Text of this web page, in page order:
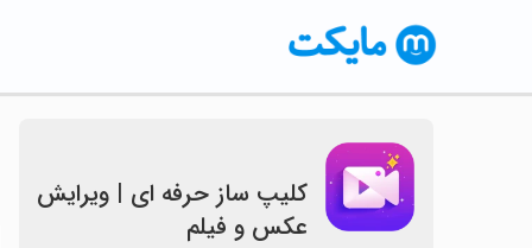
کلیپ ساز حرفه ای | ویرایش
عکس و فیلم